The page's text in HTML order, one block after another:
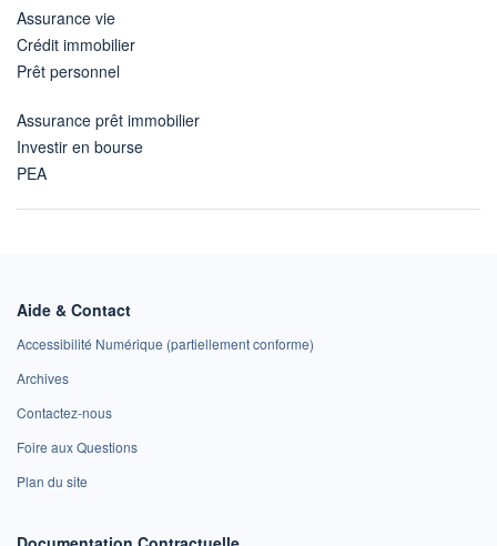
Assurance vie
Crédit immobilier
Prêt personnel
Assurance prêt immobilier
Investir en bourse
PEA
Aide & Contact
Accessibilité Numérique (partiellement conforme)
Archives
Contactez-nous
Foire aux Questions
Plan du site